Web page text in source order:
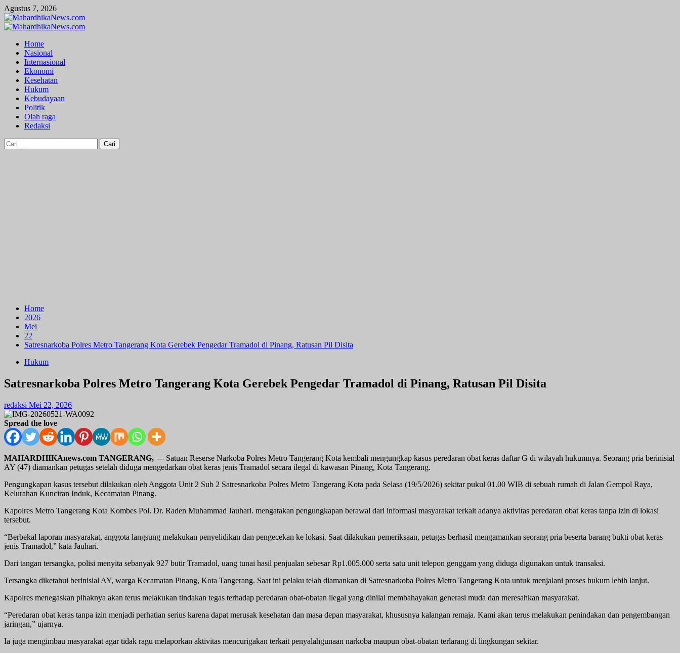
Skip
to
content
Agustus 7, 2026
Primary
Home
Nasional
Internasional
Ekonomi
Kesehatan
Hukum
Kebudayaan
Politik
Olah raga
Redaksi
Cari
untuk:
Home
2026
Mei
22
Satresnarkoba Polres Metro Tangerang Kota Gerebek Pengedar Tramadol di Pinang, Ratusan Pil Disita
Hukum
Satresnarkoba Polres Metro Tangerang Kota Gerebek Pengedar Tramadol di Pinang, Ratusan Pil Disita
redaksi Mei 22, 2026
Spread the love
MAHARDHIKAnews.com TANGERANG, — Satuan Reserse Narkoba Polres Metro Tangerang Kota kembali mengungkap kasus peredaran obat keras daftar G di wilayah hukumnya. Seorang pria berinisial
AY (47) diamankan petugas setelah diduga mengedarkan obat keras jenis Tramadol secara ilegal di kawasan Pinang, Kota Tangerang.
Pengungkapan kasus tersebut dilakukan oleh Anggota Unit 2 Sub 2 Satresnarkoba Polres Metro Tangerang Kota pada Selasa (19/5/2026) sekitar pukul 01.00 WIB di sebuah rumah di Jalan Gempol Raya,
Kelurahan Kunciran Induk, Kecamatan Pinang.
Kapolres Metro Tangerang Kota Kombes Pol. Dr. Raden Muhammad Jauhari. mengatakan pengungkapan berawal dari informasi masyarakat terkait adanya aktivitas peredaran obat keras tanpa izin di lokasi
tersebut.
“Berbekal laporan masyarakat, anggota langsung melakukan penyelidikan dan pengecekan ke lokasi. Saat dilakukan pemeriksaan, petugas berhasil mengamankan seorang pria beserta barang bukti obat keras
jenis Tramadol,” kata Jauhari.
Dari tangan tersangka, polisi menyita sebanyak 927 butir Tramadol, uang tunai hasil penjualan sebesar Rp1.005.000 serta satu unit telepon genggam yang diduga digunakan untuk transaksi.
Tersangka diketahui berinisial AY, warga Kecamatan Pinang, Kota Tangerang. Saat ini pelaku telah diamankan di Satresnarkoba Polres Metro Tangerang Kota untuk menjalani proses hukum lebih lanjut.
Kapolres menegaskan pihaknya akan terus melakukan tindakan tegas terhadap peredaran obat-obatan ilegal yang dinilai membahayakan generasi muda dan meresahkan masyarakat.
“Peredaran obat keras tanpa izin menjadi perhatian serius karena dapat merusak kesehatan dan masa depan masyarakat, khususnya kalangan remaja. Kami akan terus melakukan penindakan dan pengembangan
jaringan,” ujarnya.
Ia juga mengimbau masyarakat agar tidak ragu melaporkan aktivitas mencurigakan terkait penyalahgunaan narkoba maupun obat-obatan terlarang di lingkungan sekitar.